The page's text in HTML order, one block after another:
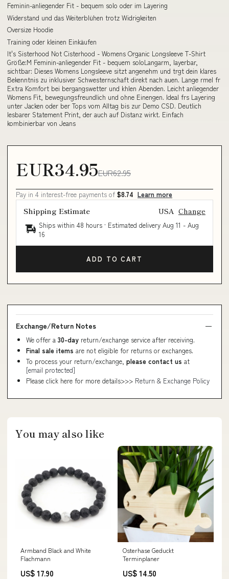
Feminin-anliegender Fit - bequem solo oder im Layering
Widerstand und das Weiterblühen trotz Widrigkeiten
Oversize Hoodie
Training oder kleinen Einkäufen
It's Sisterhood Not Cisterhood - Womens Organic Longsleeve T-Shirt
Größe:M Feminin-anliegender Fit - bequem soloLangarm, layerbar,
sichtbar: Dieses Womens Longsleeve sitzt angenehm und trgt dein klares
Bekenntnis zu inklusiver Schwesternschaft direkt nach auen. Lange rmel fr
Extra Komfort bei bergangswetter und khlen Abenden. Leicht anliegender
Womens Fit, bewegungsfreundlich und ohne Einengen. Ideal frs Layering
unter Jacken oder ber Tops vom Alltag bis zur Demo CSD. Deutlich
lesbarer Statement Print, der auch auf Distanz wirkt. Einfach
kombinierbar von Jeans
EUR34.95EUR62.95
Pay in 4 interest-free payments of $8.74 Learn more
Shipping Estimate USA Change
Ships within 48 hours · Estimated delivery Aug 11 - Aug
16
ADD TO CART
Exchange/Return Notes
We offer a 30-day return/exchange service after receiving.
Final sale items are not eligible for returns or exchanges.
To process your return/exchange, please contact us at
[email protected]
Please click here for more details>>> Return & Exchange Policy
You may also like
Armband Black and White
Flachmann
US$ 17.90
Osterhase Geduckt
Terminplaner
US$ 14.50